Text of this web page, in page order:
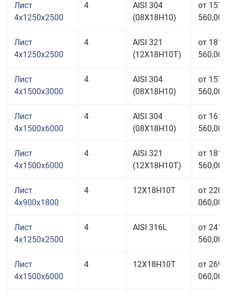
Лист
4x1250x2500
4
AISI 304
(08Х18Н10)
от 157
560,00
Лист
4x1250x2500
4
AISI 321
(12Х18Н10Т)
от 181
560,00
Лист
4x1500x3000
4
AISI 304
(08Х18Н10)
от 157
560,00
Лист
4x1500x6000
4
AISI 304
(08Х18Н10)
от 161
560,00
Лист
4x1500x6000
4
AISI 321
(12Х18Н10Т)
от 181
560,00
Лист
4x900x1800
4 12Х18Н10Т
от 220
060,00
Лист
4x1250x2500
4 AISI 316L
от 241
560,00
Лист
4x1500x6000
4 12Х18Н10Т
от 269
060,00